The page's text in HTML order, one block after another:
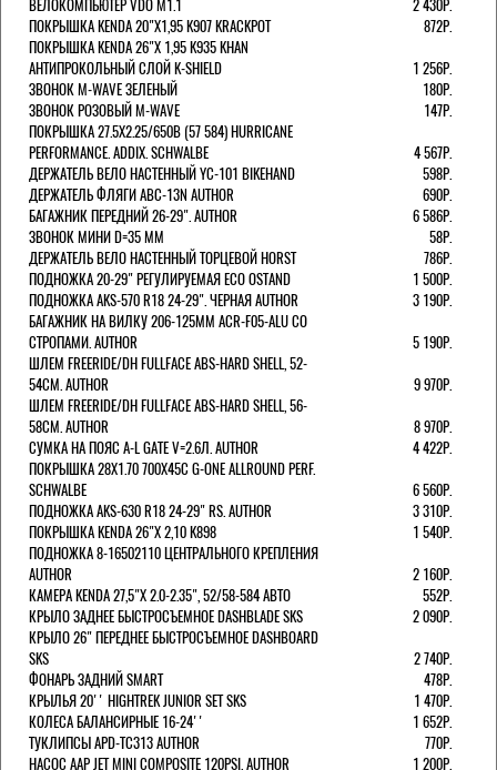
ВЕЛОКОМПЬЮТЕР VDO M1.1
2 430Р.
ПОКРЫШКА KENDA 20"Х1,95 K907 KRACKPOT
872Р.
ПОКРЫШКА KENDA 26"Х 1,95 K935 KHAN
АНТИПРОКОЛЬНЫЙ СЛОЙ K-SHIELD
1 256Р.
ЗВОНОК M-WAVE ЗЕЛЕНЫЙ
180Р.
ЗВОНОК РОЗОВЫЙ M-WAVE
147Р.
ПОКРЫШКА 27.5X2.25/650B (57 584) HURRICANE
PERFORMANCE. ADDIX. SCHWALBE
4 567Р.
ДЕРЖАТЕЛЬ ВЕЛО НАСТЕННЫЙ YC-101 BIKEHAND
598Р.
ДЕРЖАТЕЛЬ ФЛЯГИ ABC-13N AUTHOR
690Р.
БАГАЖНИК ПЕРЕДНИЙ 26-29". AUTHOR
6 586Р.
ЗВОНОК МИНИ D=35 ММ
58Р.
ДЕРЖАТЕЛЬ ВЕЛО НАСТЕННЫЙ ТОРЦЕВОЙ HORST
786Р.
ПОДНОЖКА 20-29" РЕГУЛИРУЕМАЯ ECO OSTAND
1 500Р.
ПОДНОЖКА AKS-570 R18 24-29". ЧЕРНАЯ AUTHOR
3 190Р.
БАГАЖНИК НА ВИЛКУ 206-125ММ ACR-F05-ALU СО
СТРОПАМИ. AUTHOR
5 190Р.
ШЛЕМ FREERIDE/DH FULLFACE ABS-HARD SHELL, 52-
54СМ. AUTHOR
9 970Р.
ШЛЕМ FREERIDE/DH FULLFACE ABS-HARD SHELL, 56-
58СМ. AUTHOR
8 970Р.
СУМКА НА ПОЯС A-L GATE V=2.6Л. AUTHOR
4 422Р.
ПОКРЫШКА 28X1.70 700X45C G-ONE ALLROUND PERF.
SCHWALBE
6 560Р.
ПОДНОЖКА AKS-630 R18 24-29" RS. AUTHOR
3 310Р.
ПОКРЫШКА KENDA 26"Х 2,10 K898
1 540Р.
ПОДНОЖКА 8-16502110 ЦЕНТРАЛЬНОГО КРЕПЛЕНИЯ
AUTHOR
2 160Р.
КАМЕРА KENDA 27,5"Х 2.0-2.35", 52/58-584 АВТО
552Р.
КРЫЛО ЗАДНЕЕ БЫСТРОСЪЕМНОЕ DASHBLADE SKS
2 090Р.
КРЫЛО 26" ПЕРЕДНЕЕ БЫСТРОСЪЕМНОЕ DASHBOARD
SKS
2 740Р.
ФОНАРЬ ЗАДНИЙ SMART
478Р.
КРЫЛЬЯ 20'' HIGHTREK JUNIOR SET SKS
1 470Р.
КОЛЕСА БАЛАНСИРНЫЕ 16-24''
1 652Р.
ТУКЛИПСЫ APD-TC313 AUTHOR
770Р.
НАСОС AAP JET MINI COMPOSITE 120PSI. AUTHOR
1 200Р.